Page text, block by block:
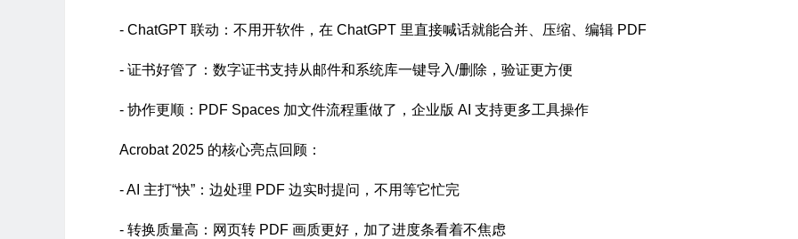
- ChatGPT 联动：不用开软件，在 ChatGPT 里直接喊话就能合并、压缩、编辑 PDF
- 证书好管了：数字证书支持从邮件和系统库一键导入/删除，验证更方便
- 协作更顺：PDF Spaces 加文件流程重做了，企业版 AI 支持更多工具操作
Acrobat 2025 的核心亮点回顾：
- AI 主打“快”：边处理 PDF 边实时提问，不用等它忙完
- 转换质量高：网页转 PDF 画质更好，加了进度条看着不焦虑